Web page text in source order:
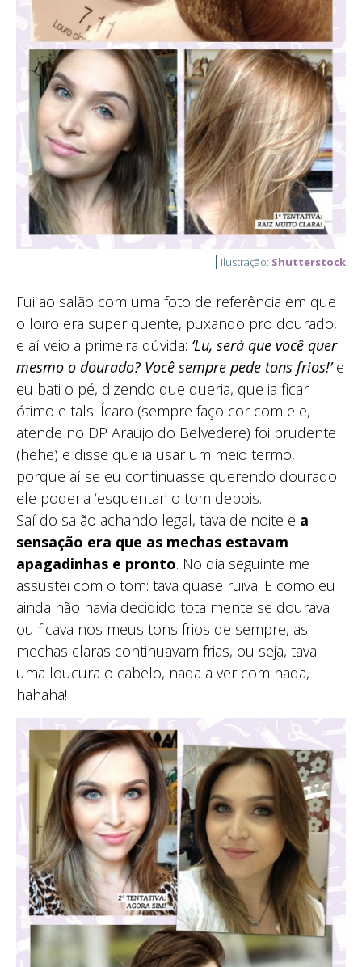
Ilustração: Shutterstock
Fui ao salão com uma foto de referência em que
o loiro era super quente, puxando pro dourado,
e aí veio a primeira dúvida: ‘Lu, será que você quer
mesmo o dourado? Você sempre pede tons frios!’e
eu bati o pé, dizendo que queria, que ia ficar
ótimo e tals. Ícaro (sempre faço cor com ele,
atende no DP Araujo do Belvedere) foi prudente
(hehe) e disse que ia usar um meio termo,
porque aí se eu continuasse querendo dourado
ele poderia ‘esquentar’ o tom depois.
Saí do salão achando legal, tava de noite e a
sensação era que as mechas estavam
apagadinhas e pronto. No dia seguinte me
assustei com o tom: tava quase ruiva! E como eu
ainda não havia decidido totalmente se dourava
ou ficava nos meus tons frios de sempre, as
mechas claras continuavam frias, ou seja, tava
uma loucura o cabelo, nada a ver com nada,
hahaha!